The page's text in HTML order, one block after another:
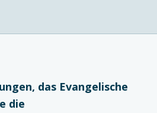
das Evangelische
die